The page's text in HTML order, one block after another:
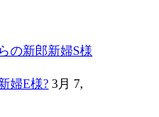
の新郎新婦S様
婦E様? 3月 7,